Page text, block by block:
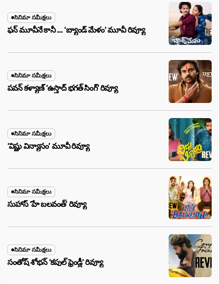
సినిమా సమీక్షలు
ఫన్ మూవీనే కానీ … ‘బ్యాండ్‌ మేళం’ మూవీ రివ్యూ
సినిమా సమీక్షలు
పవన్ కళ్యాణ్ ‘ఉస్తాద్ భ‌గ‌త్ సింగ్’ రివ్యూ
సినిమా సమీక్షలు
‘విష్ణు విన్యాసం’ మూవీ రివ్యూ
సినిమా సమీక్షలు
సుహాస్ ‘హే బలవంత్’ రివ్యూ
సినిమా సమీక్షలు
సంతోష్ శోభన్ ‘కపుల్ ఫ్రెండ్లీ’ రివ్యూ